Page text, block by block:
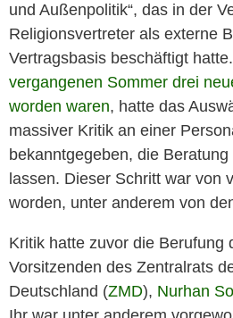
und Außenpolitik“, das in der
Religionsvertreter als externe
Vertragsbasis beschäftigt
vergangenen Sommer drei
worden waren, hatte das
massiver Kritik an einer
bekanntgegeben, die
lassen. Dieser Schritt war von
worden, unter anderem von
Kritik hatte zuvor die Berufung
Vorsitzenden des Zentralrats
Deutschland (ZMD), Nurhan